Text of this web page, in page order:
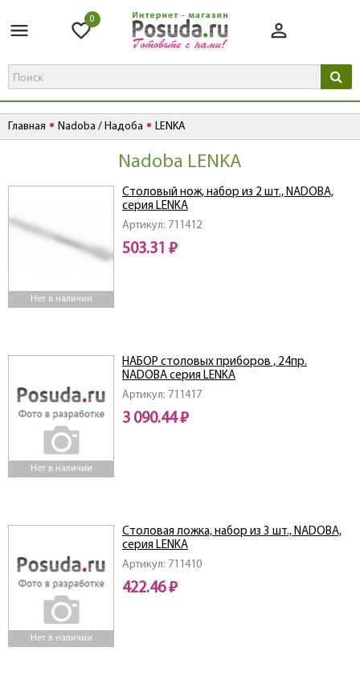
0
Главная Nadoba / Надоба LENKA
Nadoba LENKA
Нет в наличии
Артикул: 711412
Столовый нож, набор из 2 шт., NADOBA,
серия LENKA
503.31 ₽
Нет в наличии
Артикул: 711417
НАБОР столовых приборов , 24пр.
NADOBA серия LENKA
3 090.44 ₽
Нет в наличии
Артикул: 711410
Столовая ложка, набор из 3 шт., NADOBA,
серия LENKA
422.46 ₽